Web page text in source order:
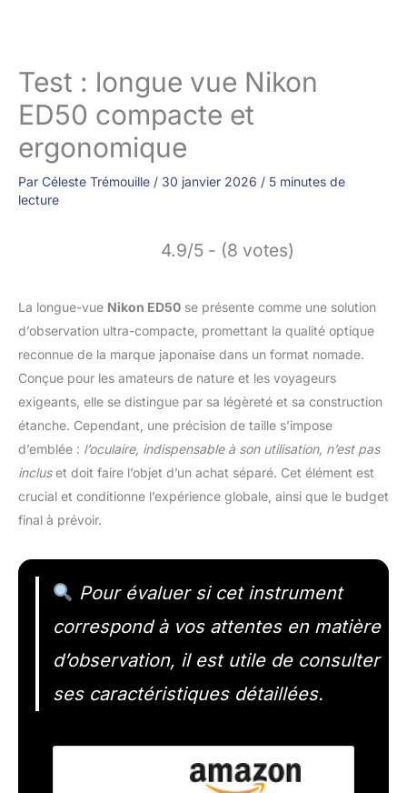
Test : longue vue Nikon
ED50 compacte et
ergonomique
Par Céleste Trémouille / 30 janvier 2026 / 5 minutes de
lecture
4.9/5 - (8 votes)
La longue-vue Nikon ED50 se présente comme une solution
d’observation ultra-compacte, promettant la qualité optique
reconnue de la marque japonaise dans un format nomade.
Conçue pour les amateurs de nature et les voyageurs
exigeants, elle se distingue par sa légèreté et sa construction
étanche. Cependant, une précision de taille s’impose
d’emblée : l’oculaire, indispensable à son utilisation, n’est pas
incluset doit faire l’objet d’un achat séparé. Cet élément est
crucial et conditionne l’expérience globale, ainsi que le budget
final à prévoir.
Pour évaluer si cet instrument
correspond à vos attentes en matière
d’observation, il est utile de consulter
ses caractéristiques détaillées.